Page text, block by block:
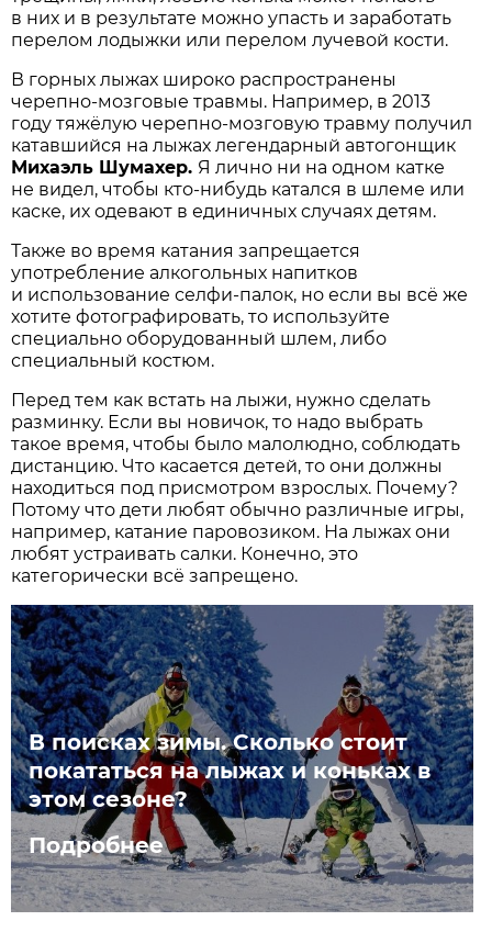
в них и в результате можно упасть и заработать
перелом лодыжки или перелом лучевой кости.
В горных лыжах широко распространены
черепно-мозговые травмы. Например, в 2013
году тяжёлую черепно-мозговую травму получил
катавшийся на лыжах легендарный автогонщик
Михаэль Шумахер. Я лично ни на одном катке
не видел, чтобы кто-нибудь катался в шлеме или
каске, их одевают в единичных случаях детям.
Также во время катания запрещается
употребление алкогольных напитков
и использование селфи-палок, но если вы всё же
хотите фотографировать, то используйте
специально оборудованный шлем, либо
специальный костюм.
Перед тем как встать на лыжи, нужно сделать
разминку. Если вы новичок, то надо выбрать
такое время, чтобы было малолюдно, соблюдать
дистанцию. Что касается детей, то они должны
находиться под присмотром взрослых. Почему?
Потому что дети любят обычно различные игры,
например, катание паровозиком. На лыжах они
любят устраивать салки. Конечно, это
категорически всё запрещено.
В поисках зимы. Сколько стоит
покататься на лыжах и коньках в
этом сезоне?
Подробнее